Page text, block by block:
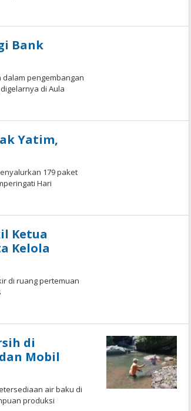
Bank
dalam pengembangan
di Aula
Yatim,
179 paket
Hari
Ketua
Kelola
di ruang pertemuan
di
Mobil
air baku di
produksi